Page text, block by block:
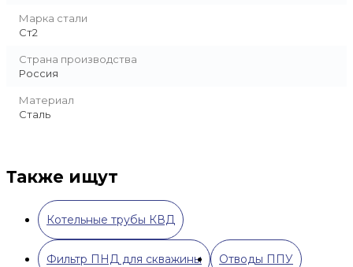
Марка стали
Ст2
Страна производства
Россия
Материал
Сталь
Также ищут
Котельные трубы КВД
Фильтр ПНД для скважины Отводы ППУ